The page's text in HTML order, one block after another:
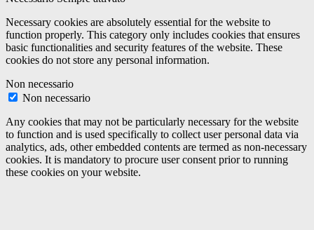
Necessary cookies are absolutely essential for the website to
function properly. This category only includes cookies that ensures
basic functionalities and security features of the website. These
cookies do not store any personal information.
Non necessario
Non necessario
Any cookies that may not be particularly necessary for the website
to function and is used specifically to collect user personal data via
analytics, ads, other embedded contents are termed as non-necessary
cookies. It is mandatory to procure user consent prior to running
these cookies on your website.